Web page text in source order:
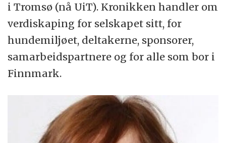
i Tromsø (nå UiT). Kronikken handler om
verdiskaping for selskapet sitt, for
hundemiljøet, deltakerne, sponsorer,
samarbeidspartnere og for alle som bor i
Finnmark.